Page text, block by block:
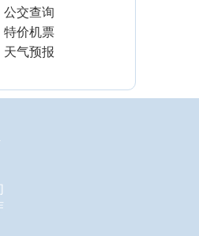
公交查询
特价机票
天气预报